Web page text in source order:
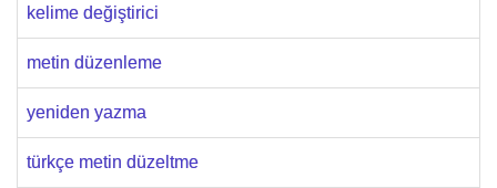
kelime değiştirici
metin düzenleme
yeniden yazma
türkçe metin düzeltme